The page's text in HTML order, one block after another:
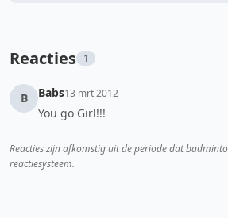
Reacties 1
B Babs13 mrt 2012
You go Girl!!!
Reacties zijn afkomstig uit de periode dat
reactiesysteem.